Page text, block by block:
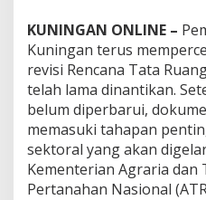
KUNINGAN ONLINE –
Kuningan terus
revisi Rencana Tata
telah lama dinantikan.
belum diperbarui,
memasuki tahapan
sektoral yang akan
Kementerian Agraria dan
Pertanahan Nasional